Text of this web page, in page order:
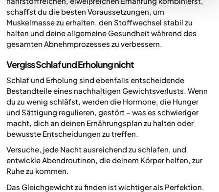
schaffst du die besten Voraussetzungen, um
Muskelmasse zu erhalten, den Stoffwechsel stabil zu
halten und deine allgemeine Gesundheit während des
gesamten Abnehmprozesses zu verbessern.
Vergiss Schlaf und Erholung nicht
Schlaf und Erholung sind ebenfalls entscheidende
Bestandteile eines nachhaltigen Gewichtsverlusts. Wenn
du zu wenig schläfst, werden die Hormone, die Hunger
und Sättigung regulieren, gestört – was es schwieriger
macht, dich an deinen Ernährungsplan zu halten oder
bewusste Entscheidungen zu treffen.
Versuche, jede Nacht ausreichend zu schlafen, und
entwickle Abendroutinen, die deinem Körper helfen, zur
Ruhe zu kommen.
Das Gleichgewicht zu finden ist wichtiger als Perfektion.